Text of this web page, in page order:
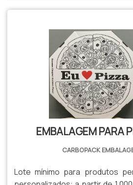
EMBALAGEM PARA
CARBOPACK
Lote mínimo para produtos